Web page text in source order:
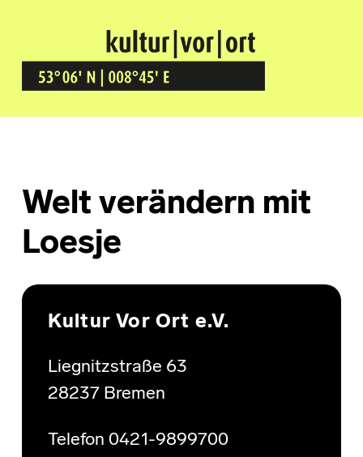
Kultur Vor Ort
BREMEN GRÖPELINGEN
Welt verändern mit
Loesje
Skip back to main navigation
Kultur Vor Ort e.V.
Liegnitzstraße 63
28237 Bremen
Telefon 0421-9899700